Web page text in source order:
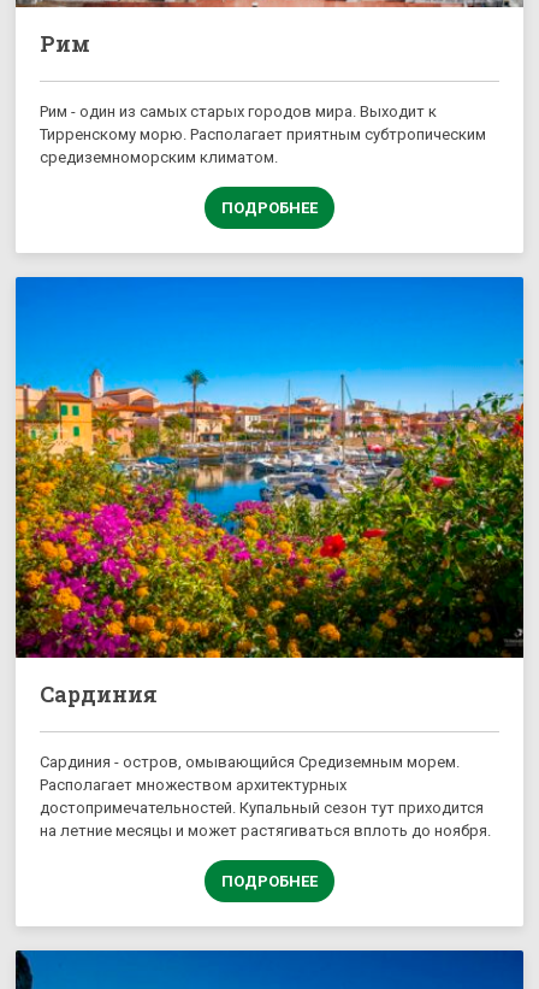
Рим
Рим - один из самых старых городов мира. Выходит к
Тирренскому морю. Располагает приятным субтропическим
средиземноморским климатом.
ПОДРОБНЕЕ
Сардиния
Сардиния - остров, омывающийся Средиземным морем.
Располагает множеством архитектурных
достопримечательностей. Купальный сезон тут приходится
на летние месяцы и может растягиваться вплоть до ноября.
ПОДРОБНЕЕ